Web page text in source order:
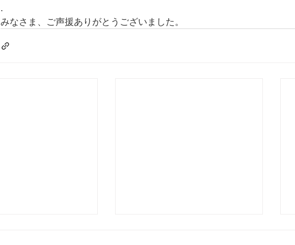
.
みなさま、ご声援ありがとうございました。